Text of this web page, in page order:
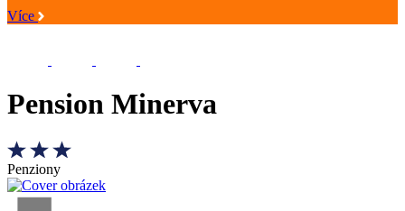
Více
Pension Minerva
Penziony